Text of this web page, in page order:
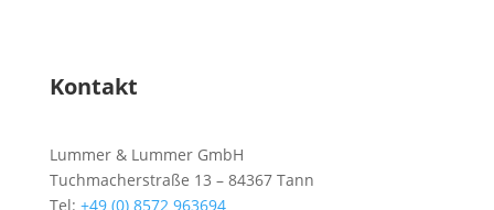
Kontakt
Lummer & Lummer GmbH
Tuchmacherstraße 13 – 84367 Tann
Tel: +49 (0) 8572 963694